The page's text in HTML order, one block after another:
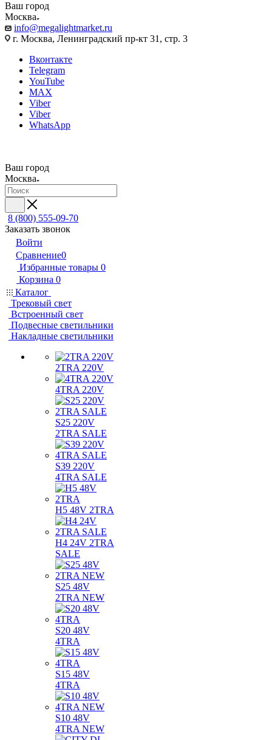
Ваш город
Москва
info@megalightmarket.ru
г. Москва, Ленинградский пр-кт 31, стр. 3
Вконтакте
Telegram
YouTube
MAX
Viber
Viber
WhatsApp
Ваш город
Москва
8 (800) 555-09-70
Заказать звонок
Войти
Сравнение0
Избранные товары 0
Корзина 0
Каталог
Трековый свет
Встроенный свет
Подвесные светильники
Накладные светильники
2TRA 220V
4TRA 220V
S25 220V
2TRA SALE
S39 220V
4TRA SALE
H5 48V 2TRA
H4 24V 2TRA
SALE
S25 48V
2TRA NEW
S20 48V
4TRA
S15 48V
4TRA
S10 48V
4TRA NEW